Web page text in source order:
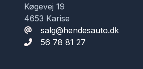
Køgevej 19
4653 Karise
salg@hendesauto.dk
56 78 81 27